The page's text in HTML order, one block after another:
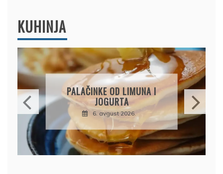
KUHINJA
BRZI KOLAČ BEZ PEČENJA:
PIŠKOTE, MALINE I
ČOKOLADA U SAVRŠENOJ
KOMBINACIJI
6. avgust 2026.